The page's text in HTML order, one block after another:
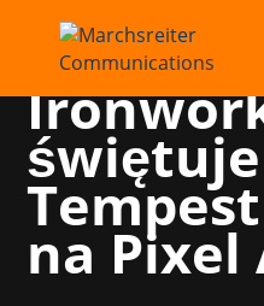
Slipgate
na Pixel